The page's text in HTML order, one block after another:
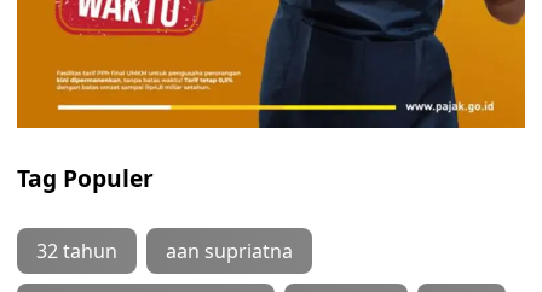
Tag Populer
32 tahun aan supriatna